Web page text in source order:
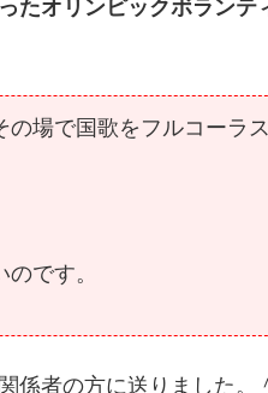
たオリンピックボランテ
の場で国歌をフルコーラ
です。
係者の方に送りました。